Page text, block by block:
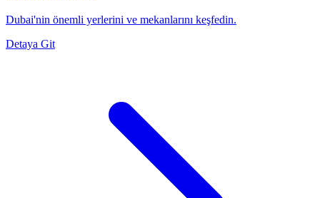
Dubai'nin önemli yerlerini ve mekanlarını keşfedin.
Detaya Git